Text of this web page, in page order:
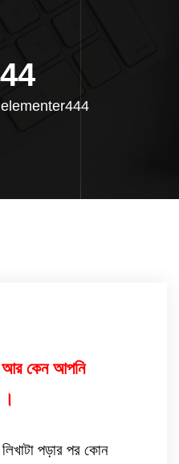
elementer444
আর কেন আপনি
।
পড়ার পর কোন